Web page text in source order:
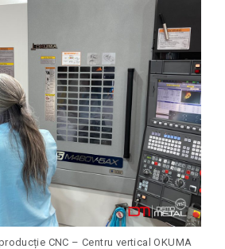
CNC – Centru vertical OKUMA